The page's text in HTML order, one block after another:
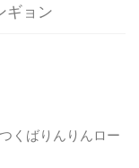
ギョン
くばりんりんロー